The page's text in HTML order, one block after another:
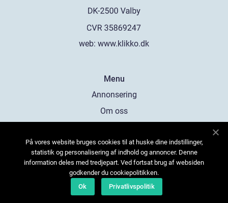
web: www.klikko.dk
Menu
Annonsering
Om oss
Kontakta oss
Sitemap
På vores website bruges cookies til at huske dine indstillinger,
statistik og personalisering af indhold og annoncer. Denne
information deles med tredjepart. Ved fortsat brug af websiden
godkender du cookiepolitikken.
Ok
Privatlivspolitik